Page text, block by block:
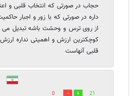
حجاب در صورتی که انتخاب قلبی و
داره در صورتی که با زور و اجبار
از روی ترس و وحشت باشه تبدیل می
کوچکترین ارزش و اهمیتی نداره ارزش
قلبی آنهاست
21
0